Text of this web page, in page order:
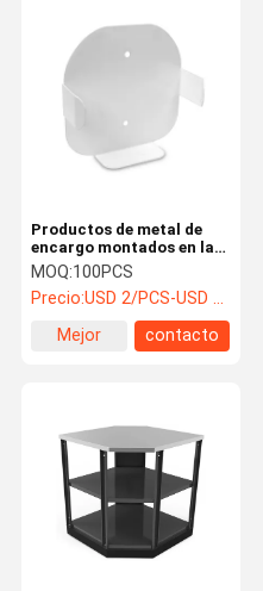
Productos de metal de
encargo montados en la
pared, tenedor en frío de
la máscara del CPR del
acero
MOQ:100PCS
Precio:USD 2/PCS-USD 5/PCS
Mejor
contacto